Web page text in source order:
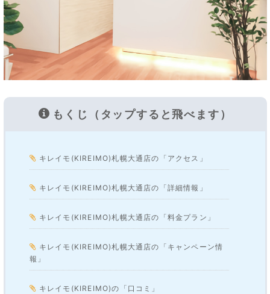
もくじ（タップすると飛べます）
キレイモ(KIREIMO)札幌大通店の「アクセス」
キレイモ(KIREIMO)札幌大通店の「詳細情報」
キレイモ(KIREIMO)札幌大通店の「料金プラン」
キレイモ(KIREIMO)札幌大通店の「キャンペーン情
報」
キレイモ(KIREIMO)の「口コミ」